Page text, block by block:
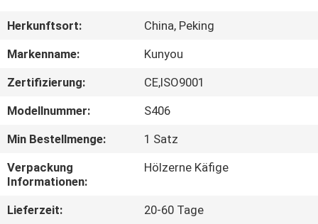
ÜBER
UNS
WERKSBESICHTIGUNG
QUALITÄTSKONTROLLE
NEUIGKEITEN
Herkunftsort:
China, Peking
Markenname:
Kunyou
Zertifizierung:
CE,ISO9001
Modellnummer:
S406
Min Bestellmenge:
1 Satz
Verpackung
Informationen:
Hölzerne Käfige
Lieferzeit:
20-60 Tage